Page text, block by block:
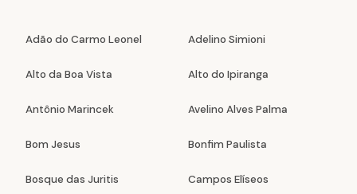
Adão do Carmo Leonel Adelino Simioni
Alto da Boa Vista Alto do Ipiranga
Antônio Marincek Avelino Alves Palma
Bom Jesus Bonfim Paulista
Bosque das Juritis Campos Elíseos